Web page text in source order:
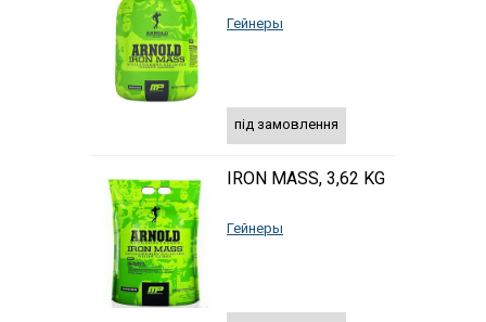
Гейнеры
під замовлення
IRON MASS, 3,62 KG
Гейнеры